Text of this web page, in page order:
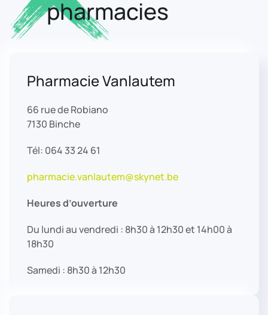
pharmacies
Pharmacie Vanlautem
66 rue de Robiano
7130 Binche
Tél: 064 33 24 61
pharmacie.vanlautem@skynet.be
Heures d’ouverture
Du lundi au vendredi : 8h30 à 12h30 et 14h00 à
18h30
Samedi : 8h30 à 12h30